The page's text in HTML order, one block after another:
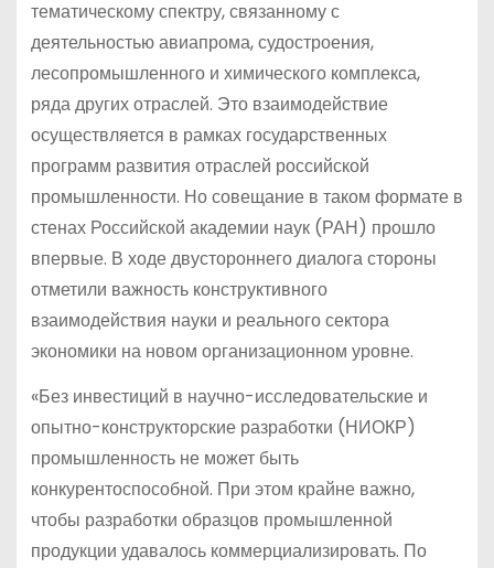
тематическому спектру, связанному с
деятельностью авиапрома, судостроения,
лесопромышленного и химического комплекса,
ряда других отраслей. Это взаимодействие
осуществляется в рамках государственных
программ развития отраслей российской
промышленности. Но совещание в таком формате в
стенах Российской академии наук (РАН) прошло
впервые. В ходе двустороннего диалога стороны
отметили важность конструктивного
взаимодействия науки и реального сектора
экономики на новом организационном уровне.
«Без инвестиций в научно-исследовательские и
опытно-конструкторские разработки (НИОКР)
промышленность не может быть
конкурентоспособной. При этом крайне важно,
чтобы разработки образцов промышленной
продукции удавалось коммерциализировать. По